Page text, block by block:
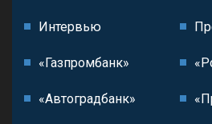
Интервью
«Газпромбанк»
«Автоградбанк»